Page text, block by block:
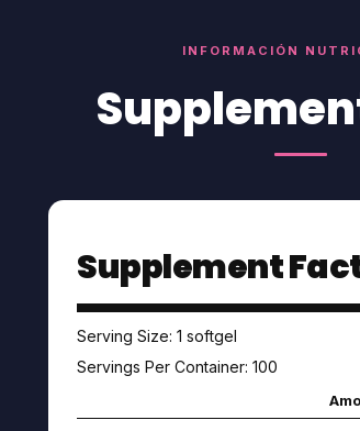
INFORMACIÓN
Supplement
Serving Size: 1 softgel
Servings Per Container: 100